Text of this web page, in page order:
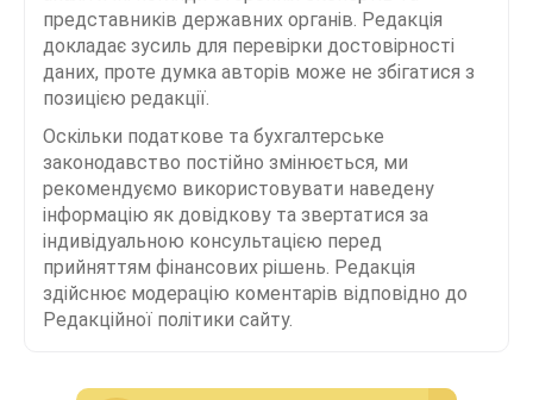
представників державних органів. Редакція
докладає зусиль для перевірки достовірності
даних, проте думка авторів може не збігатися з
позицією редакції.
Оскільки податкове та бухгалтерське
законодавство постійно змінюється, ми
рекомендуємо використовувати наведену
інформацію як довідкову та звертатися за
індивідуальною консультацією перед
прийняттям фінансових рішень. Редакція
здійснює модерацію коментарів відповідно до
Редакційної політики сайту.